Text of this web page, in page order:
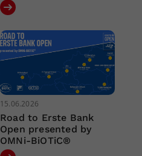
15.06.2026
Road to Erste Bank
Open presented by
OMNi-BiOTiC®